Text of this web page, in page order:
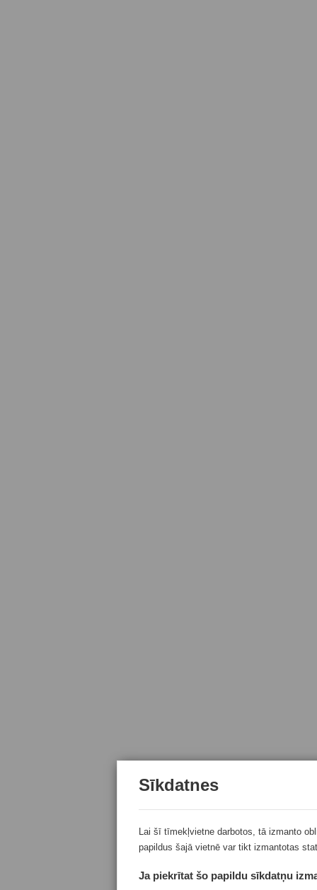
Sīkdatnes
Lai šī tīmekļvietne darbotos, tā izmanto
papildus šajā vietnē var tikt izmantotas
Ja piekrītat šo papildu sīkdatņu